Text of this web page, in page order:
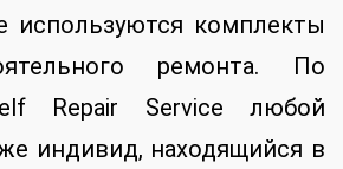
используются комплекты
ремонта. По
Repair Service любой
индивид, находящийся в